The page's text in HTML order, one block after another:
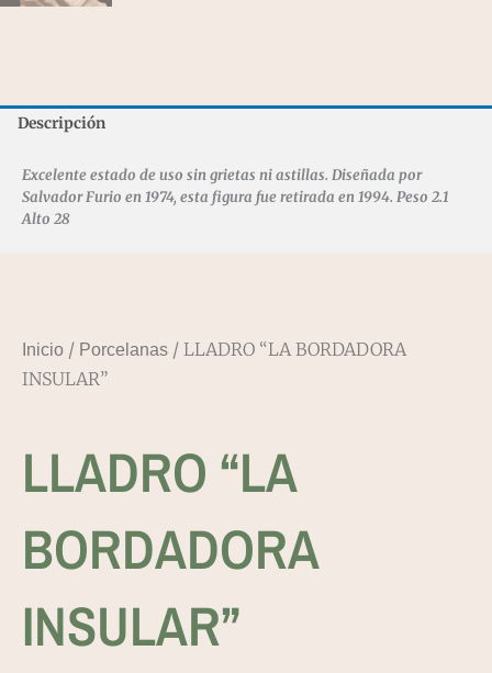
Descripción
Excelente estado de uso sin grietas ni astillas. Diseñada por
Salvador Furio en 1974, esta figura fue retirada en 1994. Peso 2.1
Alto 28
Inicio / Porcelanas / LLADRO “LA BORDADORA
INSULAR”
LLADRO “LA
BORDADORA
INSULAR”